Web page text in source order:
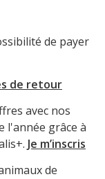
de payer
de retour
avec nos
l'année grâce à
Je m’inscris
de